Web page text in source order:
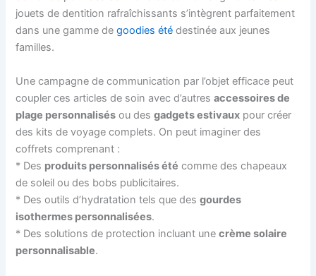
jouets de dentition rafraîchissants s’intègrent parfaitement
dans une gamme degoodies été destinée aux jeunes
familles.
Une campagne de communication par l’objet efficace peut
coupler ces articles de soin avec d’autresaccessoires de
plage personnalisés ou desgadgets estivaux pour créer
des kits de voyage complets. On peut imaginer des
coffrets comprenant :
* Des produits personnalisés été comme des chapeaux
de soleil ou des bobs publicitaires.
* Des outils d’hydratation tels que desgourdes
isothermes personnalisées.
* Des solutions de protection incluant unecrème solaire
personnalisable.